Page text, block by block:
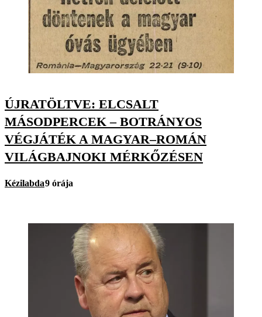
ÚJRATÖLTVE: ELCSALT
MÁSODPERCEK – BOTRÁNYOS
VÉGJÁTÉK A MAGYAR–ROMÁN
VILÁGBAJNOKI MÉRKŐZÉSEN
Kézilabda9 órája